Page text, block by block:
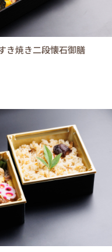
き焼き二段懐石御膳